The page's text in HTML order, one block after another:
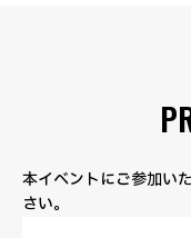
本イベントにご参加い
さい。